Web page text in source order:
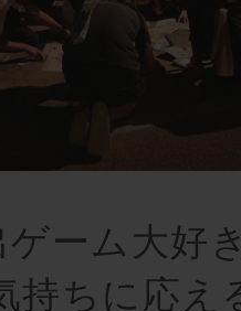
ゲーム大好
持ちに応え